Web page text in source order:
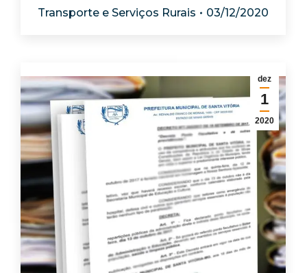
Transporte e Serviços Rurais 03/12/2020
dez
1
2020